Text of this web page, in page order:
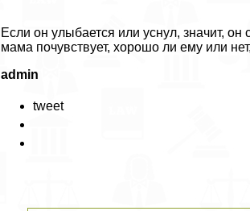
Если он улыбается или уснул, значит,
мама почувствует, хорошо ли ему или
admin
tweet